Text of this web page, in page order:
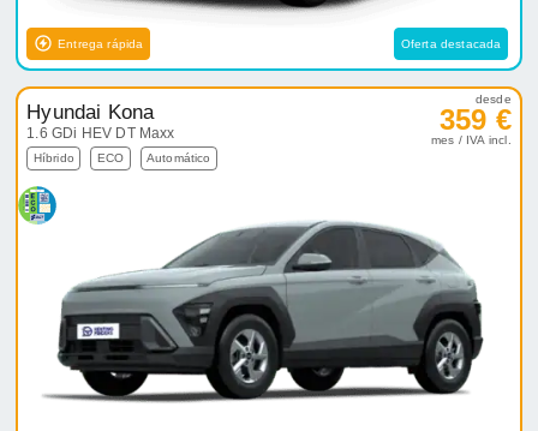
Entrega rápida Oferta destacada
Hyundai Kona
1.6 GDi HEV DT Maxx
Híbrido ECO Automático
desde
359 €
mes / IVA incl.